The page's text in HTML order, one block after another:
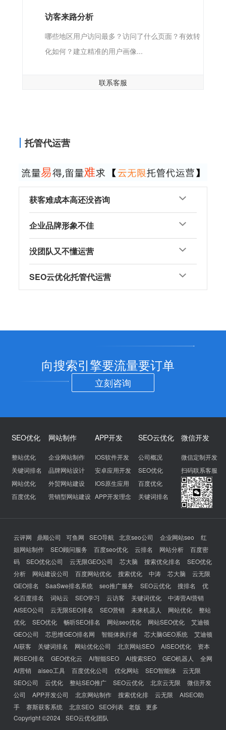
访客来路分析
哪些地区用户访问最多？访问了什么页面？有效转
化如何？建立精准的用户画像...
联系客服
托管代运营
获客难成本高还没咨询
企业品牌形象不佳
没团队又不懂运营
SEO云优化托管代运营
向搜索引擎要流量要订单
立刻咨询
SEO优化
整站优化
关键词排名
网站优化
百度优化
网站制作
企业网站制作
品牌网站设计
外贸网站建设
营销型网站建设
APP开发
IOS软件开发
安卓应用开发
IOS原生应用
APP开发理念
SEO云优化
公司概况
SEO优化
百度优化
关键词排名
微信开发
微信定制开发
扫码联系客服
云评网 鼎顺公司 可鱼网 SEO导航 北京seo公司 企业网站seo
红
姐网站制作
SEO顾问服务 百度seo优化 云排名 网站分析
百度密
码
SEO优化公司 云无限GEO公司 芯大脑 搜索优化排名
SEO优化
分析
网站建设公司 百度网站优化 搜索优化 中涛 芯大脑
云无限
GEO排名
SaaSwe排名系统 seo推广服务 SEO云优化 搜排名
优
化百度排名
词站云 SEO学习 云访客 关键词优化
中涛营AI营销
AISEO公司
云无限SEO排名 SEO营销 未来机器人 网站优化
整站
优化
SEO优化 畅听SEO排名 网站seo优化 网站SEO优化
艾迪顿
GEO公司
芯思维GEO排名网 智能体执行者 芯大脑GEO系统
艾迪顿
AI获客
关键词排名 网站优化公司 北京网站SEO AISEO优化
资本
网SEO排名
GEO优化云 AI智能SEO AI搜索SEO GEO机器人
全网
AI营销
aiseo工具 百度优化公司 优化网站 SEO智能体
云无限
SEO公司
云优化 整站SEO推广 SEO云优化 北京云无限
微信开发
公司
APP开发公司 北京网站制作 搜索优化排 云无限
AISEO助
手
赛斯获客系统 北京SEO SEO列表 老版
更多
Copyright ©2024 SEO云优化团队